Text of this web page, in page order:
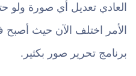
العادي تعديل أي صورة
الأمر اختلف الآن حيث
برنامج تحرير صور بكثير.